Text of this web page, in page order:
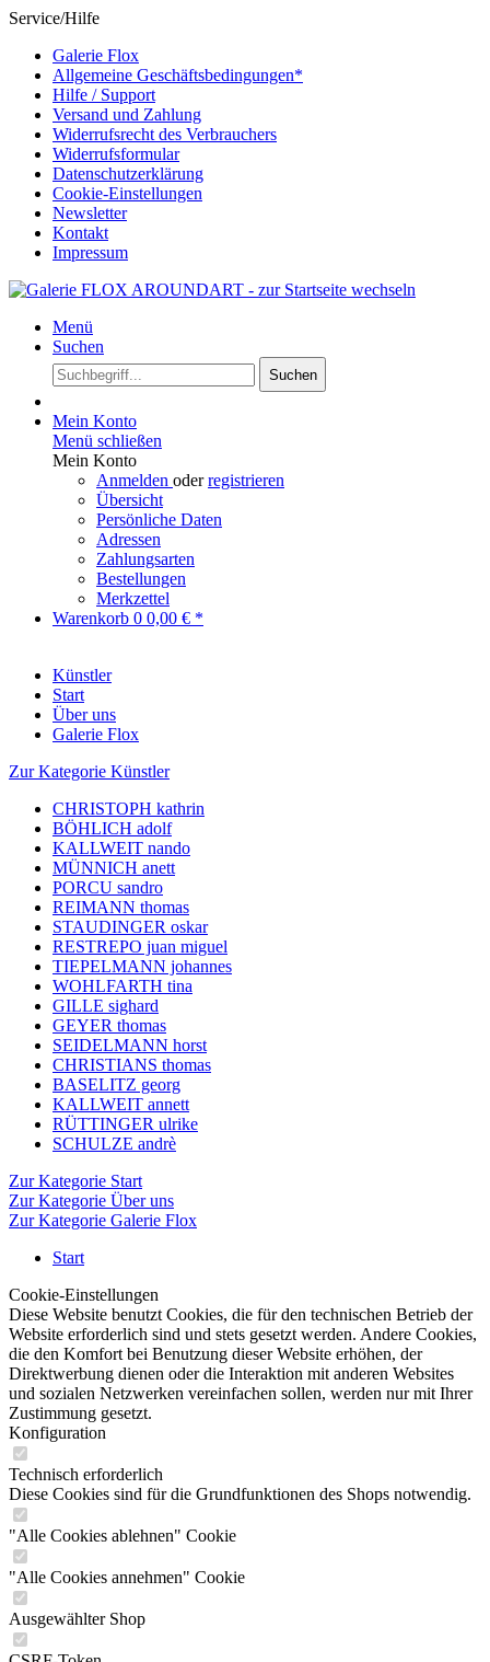
Service/Hilfe
Galerie Flox
Allgemeine Geschäftsbedingungen*
Hilfe / Support
Versand und Zahlung
Widerrufsrecht des Verbrauchers
Widerrufsformular
Datenschutzerklärung
Cookie-Einstellungen
Newsletter
Kontakt
Impressum
Menü
Suchen
Suchen
Mein Konto
Menü schließen
Mein Konto
Anmelden oderregistrieren
Übersicht
Persönliche Daten
Adressen
Zahlungsarten
Bestellungen
Merkzettel
Warenkorb 0 0,00 € *
Künstler
Start
Über uns
Galerie Flox
Zur Kategorie Künstler
CHRISTOPH kathrin
BÖHLICH adolf
KALLWEIT nando
MÜNNICH anett
PORCU sandro
REIMANN thomas
STAUDINGER oskar
RESTREPO juan miguel
TIEPELMANN johannes
WOHLFARTH tina
GILLE sighard
GEYER thomas
SEIDELMANN horst
CHRISTIANS thomas
BASELITZ georg
KALLWEIT annett
RÜTTINGER ulrike
SCHULZE andrè
Zur Kategorie Start
Zur Kategorie Über uns
Zur Kategorie Galerie Flox
Start
Cookie-Einstellungen
Diese Website benutzt Cookies, die für den technischen Betrieb der
Website erforderlich sind und stets gesetzt werden. Andere Cookies,
die den Komfort bei Benutzung dieser Website erhöhen, der
Direktwerbung dienen oder die Interaktion mit anderen Websites
und sozialen Netzwerken vereinfachen sollen, werden nur mit Ihrer
Zustimmung gesetzt.
Konfiguration
Technisch erforderlich
Diese Cookies sind für die Grundfunktionen des Shops notwendig.
"Alle Cookies ablehnen" Cookie
"Alle Cookies annehmen" Cookie
Ausgewählter Shop